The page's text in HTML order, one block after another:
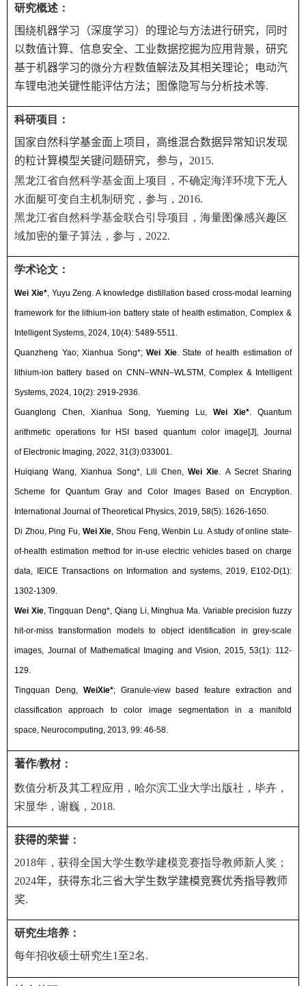
研究概述：
围绕机器学习（深度学习）的理论与方法进行研究，同时
以数值计算、信息安全、工业数据挖掘为应用背景， 研究
基于机器学习的微分方程数值解法及其相关理论；
电动汽
车锂电池关键性能评估方法；图像隐写与分析技术等.
科研项目：
国家自然科学基金面上项目， 高维混合数据异常知识发现
的粒计算模型关键问题研究，参与， 2015.
黑龙江省自然科学基金面上项目，不确定海洋环境下无人
水面艇可变自主机制研究，参与， 2016.
黑龙江省自然科学基金联合引导项目，海量图像感兴趣区
域加密的量子算法，参与， 2022.
学术论文：
Wei Xie*, Yuyu Zeng. A knowledge distillation based cross-modal learning
framework for the lithium-ion battery state of health estimation, Complex &
Intelligent Systems, 2024, 10(4): 5489-5511.
Quanzheng Yao; Xianhua Song*; Wei Xie. State of health estimation of
lithium-ion battery based on CNN–WNN–WLSTM, Complex & Intelligent
Systems, 2024, 10(2): 2919-2936.
Guanglong Chen, Xianhua Song, Yueming Lu, Wei Xie*. Quantum
arithmetic operations for HSI based quantum color image[J], Journal
of Electronic Imaging, 2022, 31(3):033001.
Huiqiang Wang, Xianhua Song*, Lili Chen,Wei Xie. A Secret Sharing
Scheme for Quantum Gray and Color Images Based on Encryption.
International Journal of Theoretical Physics, 2019, 58(5): 1626-1650.
Di Zhou,Ping Fu, Wei Xie, Shou Feng,Wenbin Lu. A study of online state-
of-health estimation method for in-use electric vehicles based on charge
data, IEICE Transactions on Information and systems, 2019, E102-D(1):
1302-1309.
Wei Xie,Tingquan Deng*, Qiang Li, Minghua Ma.Variable precision fuzzy
hit-or-miss transformation models to object identification in grey-scale
images, Journal of Mathematical Imaging and Vision, 2015, 53(1): 112-
129.
Tingquan Deng, WeiXie*; Granule-view based feature extraction and
classification approach to color image segmentation in a manifold
space, Neurocomputing, 2013, 99: 46-58.
著作/教材 ：
数值分析及其工程应用，哈尔滨工业大学出版社，毕卉，
宋显华，谢巍， 2018.
获得的荣誉：
2018年，获得全国大学生数学建模竞赛指导教师新人奖；
2024年，获得东北三省大学生数学建模竞赛优秀指导教师
奖.
研究生培养：
每年招收硕士研究生1至2名.